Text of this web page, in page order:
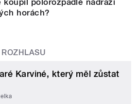
koupil polorozpadlé nádraží
horách?
Karviné, který měl zůstat